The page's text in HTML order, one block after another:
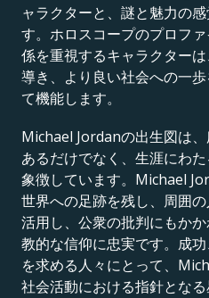
ャラクターと、謎と魅力の感
す。ホロスコープのプロファ
係を重視するキャラクターは
導き、より良い社会への一歩
て機能します。
Michael Jordanの出生図は、
あるだけでなく、生涯にわた
象徴しています。Michael
世界への足跡を残し、周囲の
活用し、公衆の批判にもかか
教的な信仰に忠実です。成功
を求める人々にとって、
社会活動における指針となる